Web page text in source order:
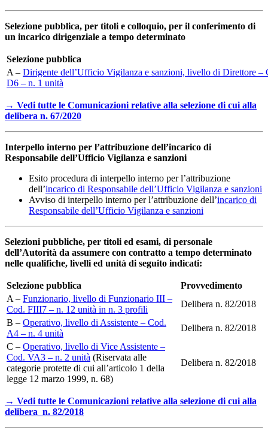
Selezione pubblica, per titoli e colloquio, per il conferimento di
un incarico dirigenziale a tempo determinato
Selezione pubblica
A – Dirigente dell’Ufficio Vigilanza e sanzioni, livello di Direttore –
D6 – n. 1 unità
→ Vedi tutte le Comunicazioni relative alla selezione di cui alla
delibera n. 67/2020
Interpello interno per l’attribuzione dell’incarico di
Responsabile dell’Ufficio Vigilanza e sanzioni
Esito procedura di interpello interno per l’attribuzione
dell’incarico di Responsabile dell’Ufficio Vigilanza e sanzioni
Avviso di interpello interno per l’attribuzione dell’incarico di
Responsabile dell’Ufficio Vigilanza e sanzioni
Selezioni pubbliche, per titoli ed esami, di personale
dell’Autorità da assumere con contratto a tempo determinato
nelle qualifiche, livelli ed unità di seguito indicati:
Selezione pubblica
Provvedimento
A – Funzionario, livello di Funzionario III –
Cod. FIII7 – n. 12 unità in n. 3 profili
Delibera n. 82/2018
B – Operativo, livello di Assistente – Cod.
A4 – n. 4 unità
Delibera n. 82/2018
C – Operativo, livello di Vice Assistente –
Cod. VA3 – n. 2 unità (Riservata alle
categorie protette di cui all’articolo 1 della
legge 12 marzo 1999, n. 68)
Delibera n. 82/2018
→ Vedi tutte le Comunicazioni relative alla selezione di cui alla
delibera n. 82/2018